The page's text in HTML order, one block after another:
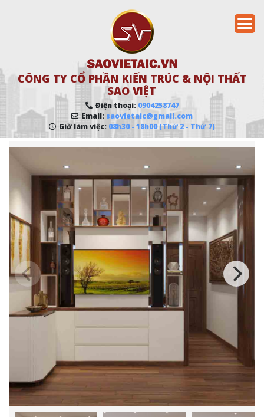
CÔNG TY CỔ PHẦN KIẾN TRÚC & NỘI THẤT
SAO VIỆT
Điện thoại: 0904258747
Email: saovietaic@gmail.com
Giờ làm việc: 08h30 - 18h00 (Thứ 2 - Thứ 7)